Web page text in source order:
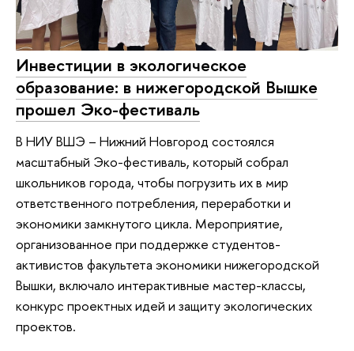
Инвестиции в экологическое
образование: в нижегородской Вышке
прошел Эко-фестиваль
В НИУ ВШЭ – Нижний Новгород состоялся
масштабный Эко-фестиваль, который собрал
школьников города, чтобы погрузить их в мир
ответственного потребления, переработки и
экономики замкнутого цикла. Мероприятие,
организованное при поддержке студентов-
активистов факультета экономики нижегородской
Вышки, включало интерактивные мастер-классы,
конкурс проектных идей и защиту экологических
проектов.